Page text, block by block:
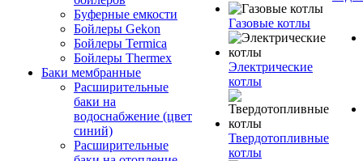
Буферные емкости
Бойлеры Gekon
Бойлеры Termica
Бойлеры Thermex
Баки мембранные
Расширительные
баки на
водоснабжение (цвет
синий)
Расширительные
Газовые котлы
Электрические
котлы
Твердотопливные
котлы